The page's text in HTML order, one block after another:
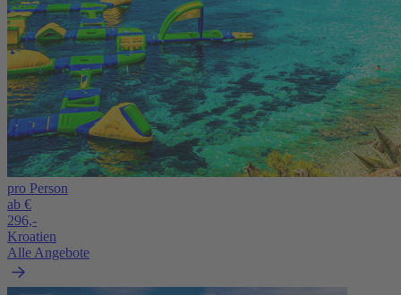
pro Person
ab €
296,-
Kroatien
Alle Angebote